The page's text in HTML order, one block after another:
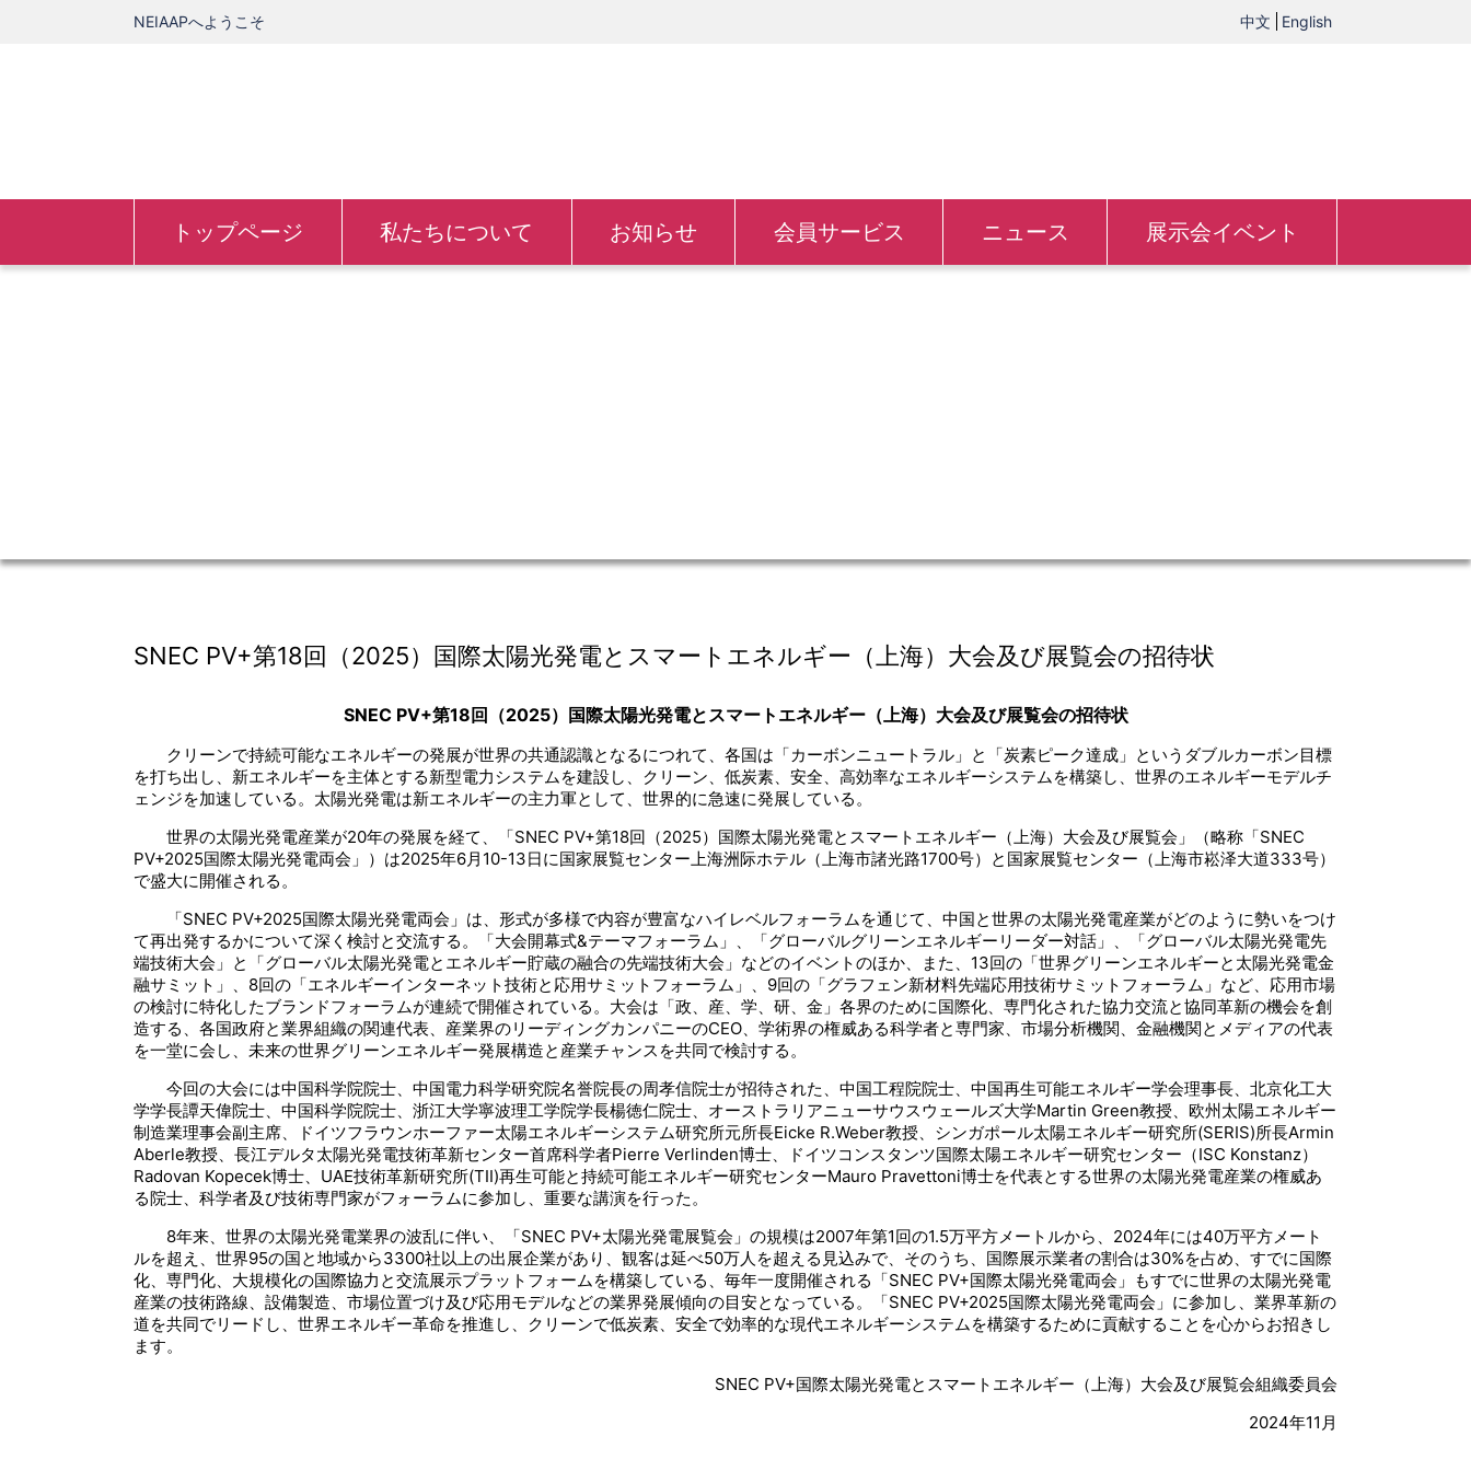
NEIAAPへようこそ 中文 English
トップページ 私たちについて お知らせ 会員サービス ニュース 展示会イベント
SNEC PV+第18回（2025）国際太陽光発電とスマートエネルギー（上海）大会及び展覧会の招待状
SNEC PV+第18回（2025）国際太陽光発電とスマートエネルギー（上海）大会及び展覧会の招待状
クリーンで持続可能なエネルギーの発展が世界の共通認識となるにつれて、各国は「カーボンニュートラル」と「炭素ピーク達成」というダブルカーボン目標
を打ち出し、新エネルギーを主体とする新型電力システムを建設し、クリーン、低炭素、安全、高効率なエネルギーシステムを構築し、世界のエネルギーモデルチ
ェンジを加速している。太陽光発電は新エネルギーの主力軍として、世界的に急速に発展している。
世界の太陽光発電産業が20年の発展を経て、「SNEC PV+第18回（2025）国際太陽光発電とスマートエネルギー（上海）大会及び展覧会」（略称「SNEC
PV+2025国際太陽光発電両会」）は2025年6月10-13日に国家展覧センター上海洲际ホテル（上海市諸光路1700号）と国家展覧センター（上海市崧泽大道333号）
で盛大に開催される。
「SNEC PV+2025国際太陽光発電両会」は、形式が多様で内容が豊富なハイレベルフォーラムを通じて、中国と世界の太陽光発電産業がどのように勢いをつけ
て再出発するかについて深く検討と交流する。「大会開幕式&テーマフォーラム」、「グローバルグリーンエネルギーリーダー対話」、「グローバル太陽光発電先
端技術大会」と「グローバル太陽光発電とエネルギー貯蔵の融合の先端技術大会」などのイベントのほか、また、13回の「世界グリーンエネルギーと太陽光発電金
融サミット」、8回の「エネルギーインターネット技術と応用サミットフォーラム」、9回の「グラフェン新材料先端応用技術サミットフォーラム」など、応用市場
の検討に特化したブランドフォーラムが連続で開催されている。大会は「政、産、学、研、金」各界のために国際化、専門化された協力交流と協同革新の機会を創
造する、各国政府と業界組織の関連代表、産業界のリーディングカンパニーのCEO、学術界の権威ある科学者と専門家、市場分析機関、金融機関とメディアの代表
を一堂に会し、未来の世界グリーンエネルギー発展構造と産業チャンスを共同で検討する。
今回の大会には中国科学院院士、中国電力科学研究院名誉院長の周孝信院士が招待された、中国工程院院士、中国再生可能エネルギー学会理事長、北京化工大
学学長譚天偉院士、中国科学院院士、浙江大学寧波理工学院学長楊徳仁院士、オーストラリアニューサウスウェールズ大学Martin Green教授、欧州太陽エネルギー
制造業理事会副主席、ドイツフラウンホーファー太陽エネルギーシステム研究所元所長Eicke R.Weber教授、シンガポール太陽エネルギー研究所(SERIS)所長Armin
Aberle教授、長江デルタ太陽光発電技術革新センター首席科学者Pierre Verlinden博士、ドイツコンスタンツ国際太陽エネルギー研究センター（ISC Konstanz）
Radovan Kopecek博士、UAE技術革新研究所(TII)再生可能と持続可能エネルギー研究センターMauro Pravettoni博士を代表とする世界の太陽光発電産業の権威あ
る院士、科学者及び技術専門家がフォーラムに参加し、重要な講演を行った。
8年来、世界の太陽光発電業界の波乱に伴い、「SNEC PV+太陽光発電展覧会」の規模は2007年第1回の1.5万平方メートルから、2024年には40万平方メート
ルを超え、世界95の国と地域から3300社以上の出展企業があり、観客は延べ50万人を超える見込みで、そのうち、国際展示業者の割合は30%を占め、すでに国際
化、専門化、大規模化の国際協力と交流展示プラットフォームを構築している、毎年一度開催される「SNEC PV+国際太陽光発電両会」もすでに世界の太陽光発電
産業の技術路線、設備製造、市場位置づけ及び応用モデルなどの業界発展傾向の目安となっている。「SNEC PV+2025国際太陽光発電両会」に参加し、業界革新の
道を共同でリードし、世界エネルギー革命を推進し、クリーンで低炭素、安全で効率的な現代エネルギーシステムを構築するために貢献することを心からお招きし
ます。
SNEC PV+国際太陽光発電とスマートエネルギー（上海）大会及び展覧会組織委員会
2024年11月